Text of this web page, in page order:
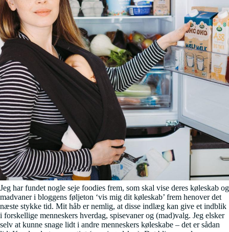
Jeg har fundet nogle seje foodies frem, som skal vise deres køleskab og
madvaner i bloggens føljeton ‘vis mig dit køleskab’ frem henover det
næste stykke tid. Mit håb er nemlig, at disse indlæg kan give et indblik
i forskellige menneskers hverdag, spisevaner og (mad)valg. Jeg elsker
selv at kunne snage lidt i andre menneskers køleskabe – det er sådan